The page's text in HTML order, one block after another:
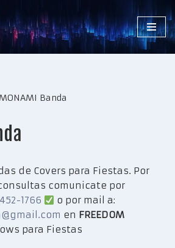
MONAMI Banda
de Covers para Fiestas. Por
comunicate por
1766
o por mail a:
en FREEDOM
para Fiestas